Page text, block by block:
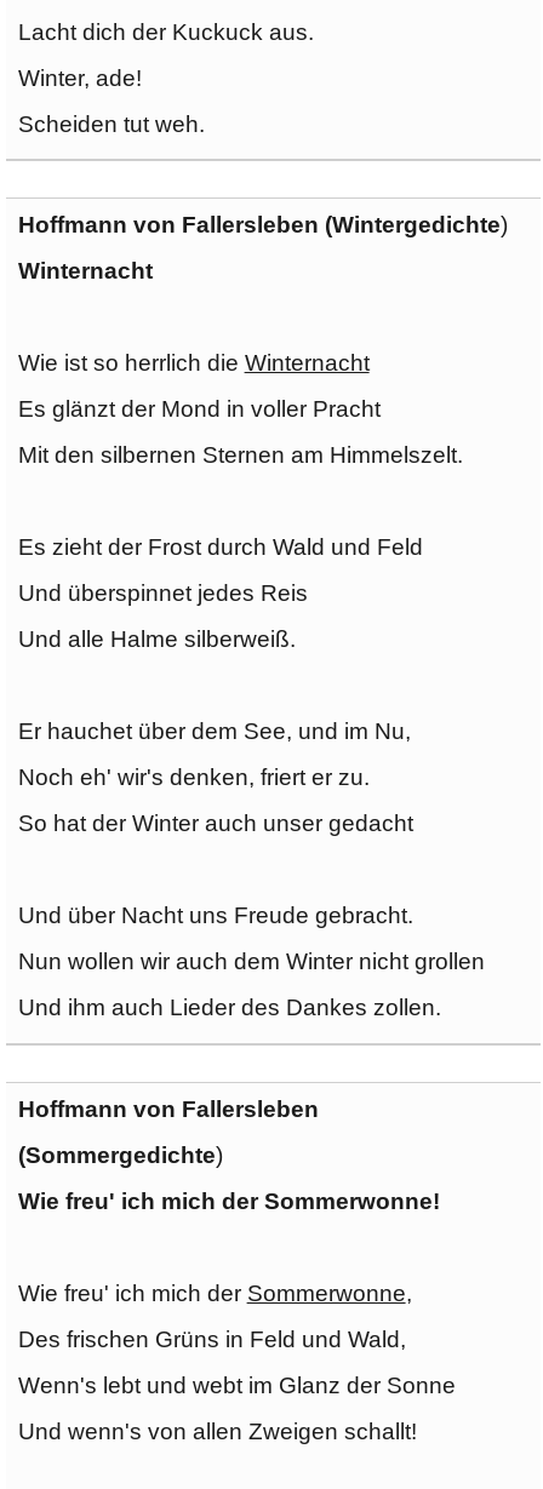
Lacht dich der Kuckuck aus.
Winter, ade!
Scheiden tut weh.
Hoffmann von Fallersleben (Wintergedichte)
Winternacht
Wie ist so herrlich die Winternacht
Es glänzt der Mond in voller Pracht
Mit den silbernen Sternen am Himmelszelt.
Es zieht der Frost durch Wald und Feld
Und überspinnet jedes Reis
Und alle Halme silberweiß.
Er hauchet über dem See, und im Nu,
Noch eh' wir's denken, friert er zu.
So hat der Winter auch unser gedacht
Und über Nacht uns Freude gebracht.
Nun wollen wir auch dem Winter nicht grollen
Und ihm auch Lieder des Dankes zollen.
Hoffmann von Fallersleben
(Sommergedichte)
Wie freu' ich mich der Sommerwonne!
Wie freu' ich mich der Sommerwonne,
Des frischen Grüns in Feld und Wald,
Wenn's lebt und webt im Glanz der Sonne
Und wenn's von allen Zweigen schallt!